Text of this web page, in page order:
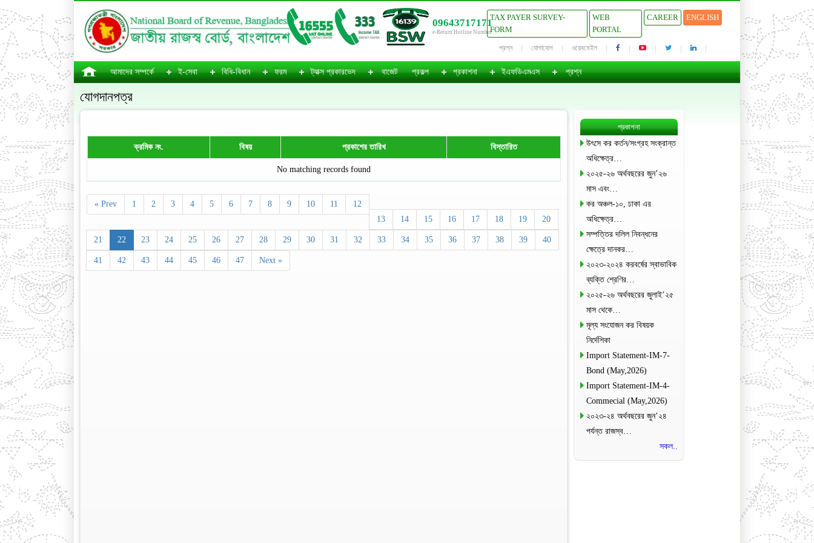
09643717171
e-Return Hotline Number
TAX PAYER SURVEY-
FORM
WEB
PORTAL
CAREER ENGLISH
প্রশ্ন যোগাযোগ ওয়েবমেইল
আমাদের সম্পর্কে ই-সেবা বিধি-বিধান ফরম ট্যাক্স প্রকারভেদ বাজেট প্রকল্প প্রকাশনা ইএফডিএমএস প্রশ্ন
যোগদানপত্র
ক্রমিক নং. বিষয় প্রকাশের তারিখ বিস্তারিত
No matching records found
« Prev 1 2 3 4 5 6 7 8 9 10 11
12
13
14 15 16 17 18 19 20
21 22 23 24 25 26 27 28 29 30 31 32 33 34 35 36 37 38 39 40
41 42 43 44 45 46 47 Next »
প্রকাশনা
উৎসে কর কর্তন/সংগ্রহ সংক্রান্ত
অধিক্ষেত্র…
২০২৫-২৬ অর্থবছরের জুন’২৬
মাস এবং…
কর অঞ্চল-১০, ঢাকা এর
অধিক্ষেত্র…
সম্পত্তির দলিল নিবন্ধনের
ক্ষেত্রে দানকর…
২০২৩-২০২৪ করবর্ষের স্বাভাবিক
ব্যক্তি শ্রেণির…
২০২৫-২৬ অর্থবছরের জুলাই’২৫
মাস থেকে…
মূল্য সংযোজন কর বিষয়ক
নির্দেশিকা
Import Statement-IM-7-
Bond (May,2026)
Import Statement-IM-4-
Commecial (May,2026)
২০২৩-২৪ অর্থবছরের জুন’২৪
পর্যন্ত রাজস্ব…
সকল..